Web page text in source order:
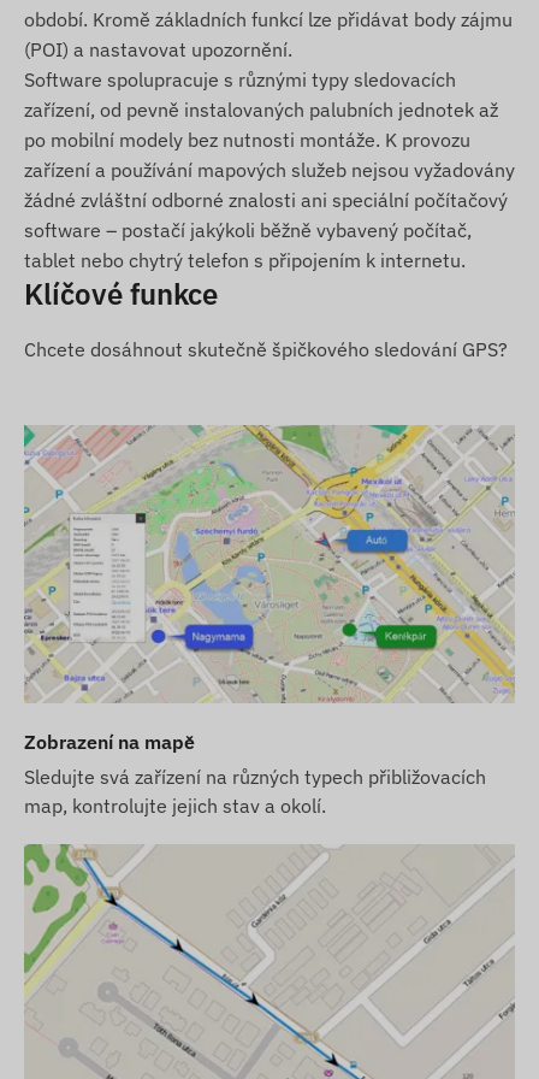
Podmínky použití
Pro normální provoz zařízení je nutné aktivní
spojení se satelitními systémy a sítí mobilních
operátorů. Ty zajišťují sběr dat a jejich přenos do
telefonu uživatele nebo do centrálního systému.
Zařízení komunikuje prostřednictvím sítě
mobilních operátorů pomocí vložené (vyměnitelné)
SIM karty.
Možnosti nákupu
Pouze zařízení:Pokud si zakoupíte pouze
zařízení (bez předplatného softwaru), předáme
vám jej s továrním nastavením. O SIM kartu, její
nastavení a provoz (dobíjení, roční ověřování
údajů) se musí postarat kupující.
Softwarový balíček:Pokud si k zařízení
zakoupíte i předplatné softwaru, ale bez SIM
karty, předáme vám zařízení již zaregistrované v
našem softwaru a připravené k použití. Zajištění,
nastavení a provoz SIM karty však zůstává vaší
Kompletní balíček:
Pokud si od nás kromě
zařízení a předplatného softwaru zakoupíte také
SIM kartu, předáme vám zařízení a SIM kartu
připravené ke spolupráci se softwarem a
postaráme se i o nepřetržitý provoz karty – v
tomto ohledu nebudete mít žádné další starosti.
V případě předplatného softwaru, pokud si přejete
období. Kromě základních funkcí lze přidávat body zájmu
(POI) a nastavovat upozornění.
Software spolupracuje s různými typy sledovacích
zařízení, od pevně instalovaných palubních jednotek až
po mobilní modely bez nutnosti montáže. K provozu
zařízení a používání mapových služeb nejsou vyžadovány
žádné zvláštní odborné znalosti ani speciální počítačový
software – postačí jakýkoli běžně vybavený počítač,
tablet nebo chytrý telefon s připojením k internetu.
Klíčové funkce
Chcete dosáhnout skutečně špičkového sledování GPS?
Zobrazení na mapě
Sledujte svá zařízení na různých typech přibližovacích
map, kontrolujte jejich stav a okolí.